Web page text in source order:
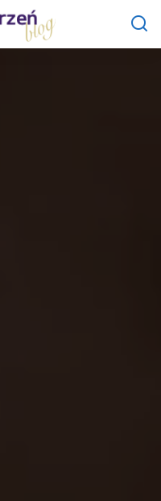
dla niego Życzenia świąteczne dla chłopaka